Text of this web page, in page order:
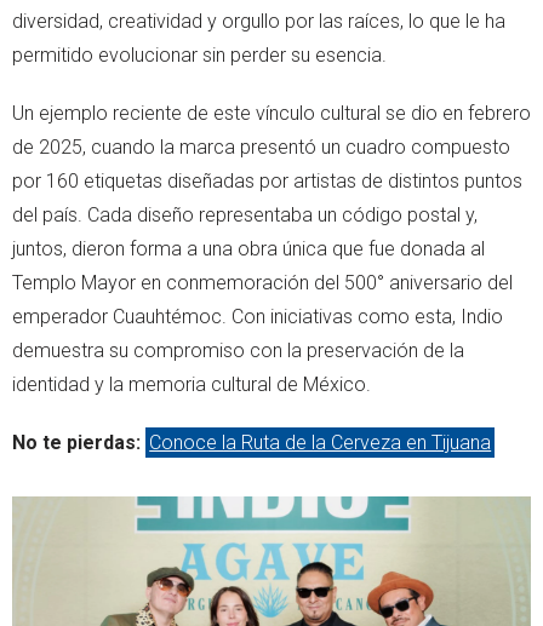
diversidad, creatividad y orgullo por las raíces, lo que le ha
permitido evolucionar sin perder su esencia.
Un ejemplo reciente de este vínculo cultural se dio en febrero
de 2025, cuando la marca presentó un cuadro compuesto
por 160 etiquetas diseñadas por artistas de distintos puntos
del país. Cada diseño representaba un código postal y,
juntos, dieron forma a una obra única que fue donada al
Templo Mayor en conmemoración del 500° aniversario del
emperador Cuauhtémoc. Con iniciativas como esta, Indio
demuestra su compromiso con la preservación de la
identidad y la memoria cultural de México.
No te pierdas: Conoce la Ruta de la Cerveza en Tijuana